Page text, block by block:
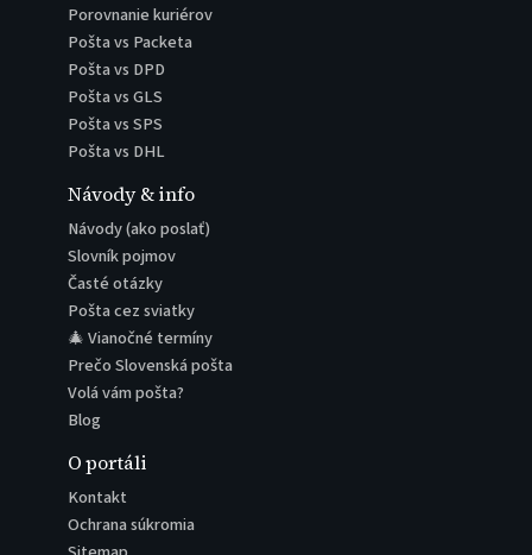
Porovnanie kuriérov
Pošta vs Packeta
Pošta vs DPD
Pošta vs GLS
Pošta vs SPS
Pošta vs DHL
Návody & info
Návody (ako poslať)
Slovník pojmov
Časté otázky
Pošta cez sviatky
🎄 Vianočné termíny
Prečo Slovenská pošta
Volá vám pošta?
Blog
O portáli
Kontakt
Ochrana súkromia